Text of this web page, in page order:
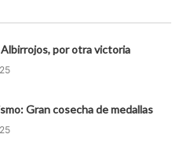
Albirrojos, por otra victoria
Gran cosecha de medallas